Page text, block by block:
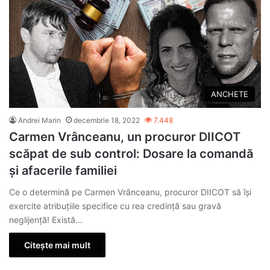
ANCHETE
Andrei Marin decembrie 18, 2022 7.448
Carmen Vrânceanu, un procuror DIICOT
scăpat de sub control: Dosare la comandă
și afacerile familiei
Ce o determină pe Carmen Vrânceanu, procuror DIICOT să își
exercite atribuțiile specifice cu rea credință sau gravă
neglijență! Există…
Citește mai mult